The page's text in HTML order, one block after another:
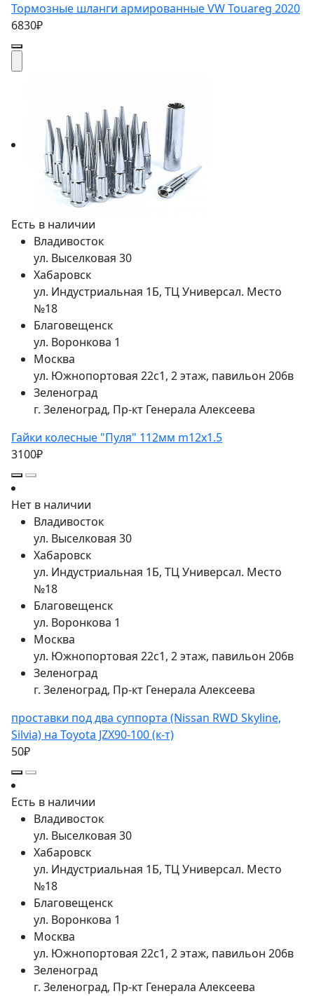
Тормозные шланги армированные VW Touareg 2020
6830₽
Есть в наличии
Владивосток
ул. Выселковая 30
Хабаровск
ул. Индустриальная 1Б, ТЦ Универсал. Место
№18
Благовещенск
ул. Воронкова 1
Москва
ул. Южнопортовая 22с1, 2 этаж, павильон 206в
Зеленоград
г. Зеленоград, Пр-кт Генерала Алексеева
Гайки колесные "Пуля" 112мм m12x1.5
3100₽
Нет в наличии
Владивосток
ул. Выселковая 30
Хабаровск
ул. Индустриальная 1Б, ТЦ Универсал. Место
№18
Благовещенск
ул. Воронкова 1
Москва
ул. Южнопортовая 22с1, 2 этаж, павильон 206в
Зеленоград
г. Зеленоград, Пр-кт Генерала Алексеева
проставки под два суппорта (Nissan RWD Skyline,
Silvia) на Toyota JZX90-100 (к-т)
50₽
Есть в наличии
Владивосток
ул. Выселковая 30
Хабаровск
ул. Индустриальная 1Б, ТЦ Универсал. Место
№18
Благовещенск
ул. Воронкова 1
Москва
ул. Южнопортовая 22с1, 2 этаж, павильон 206в
Зеленоград
г. Зеленоград, Пр-кт Генерала Алексеева